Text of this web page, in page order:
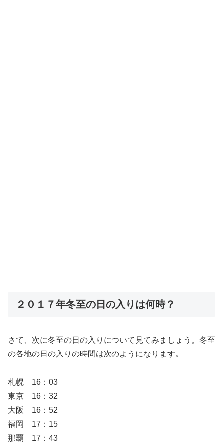
２０１７年冬至の日の入りは何時？
さて、次に冬至の日の入りについて見てみましょう。冬至
の各地の日の入りの時間は次のようになります。
札幌 16：03
東京 16：32
大阪 16：52
福岡 17：15
那覇 17：43